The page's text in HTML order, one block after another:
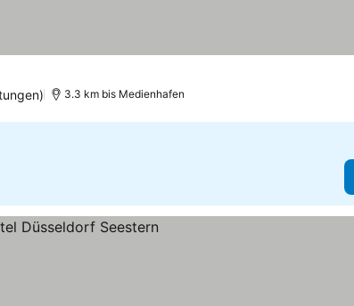
3.3 km bis Medienhafen